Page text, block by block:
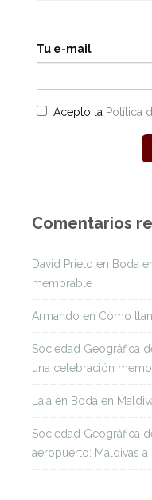
Tu e-mail
Acepto la Política
Comentarios
David Prieto en Boda
memorable
Armando en Cómo
Sociedad Geográfica
una celebración
Laia en Boda en
Sociedad Geográfica
aeropuerto: Maldivas